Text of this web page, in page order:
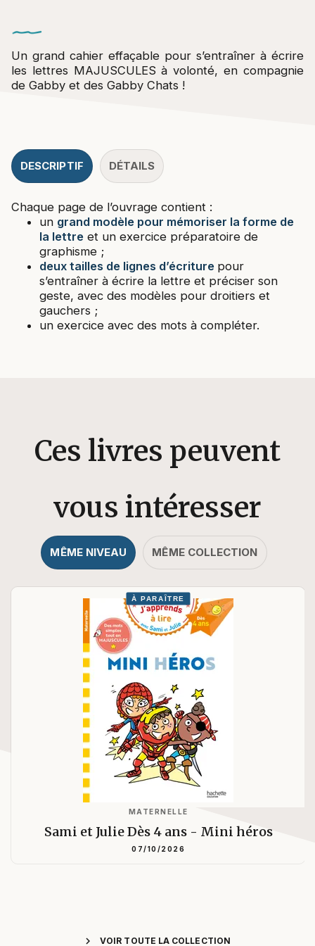
Un grand cahier effaçable pour s’entraîner à écrire
les lettres MAJUSCULES à volonté, en compagnie
de Gabby et des Gabby Chats !
DESCRIPTIF DÉTAILS
Chaque page de l’ouvrage contient :
un grand modèle pour mémoriser la forme de
la lettre et un exercice préparatoire de
graphisme ;
deux tailles de lignes d’écriture pour
s’entraîner à écrire la lettre et préciser son
geste, avec des modèles pour droitiers et
gauchers ;
un exercice avec des mots à compléter.
Ces livres peuvent
vous intéresser
MÊME NIVEAU MÊME COLLECTION
À PARAÎTRE
MATERNELLE
Sami et Julie Dès 4 ans - Mini héros
07/10/2026
chevron_right VOIR TOUTE LA COLLECTION